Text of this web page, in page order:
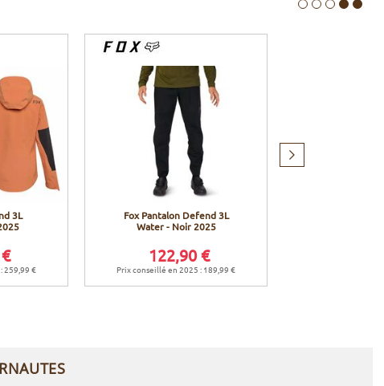
3L
259,99 €
Fox Pantalon Defend 3L
Water - Noir 2025
122,90 €
Prix conseillé en 2025 : 189,99 €
suivant